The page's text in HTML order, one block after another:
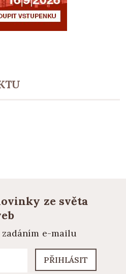
ze světa
e-mailu
PŘIHLÁSIT